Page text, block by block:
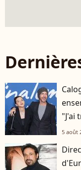
"J'ai
5 août